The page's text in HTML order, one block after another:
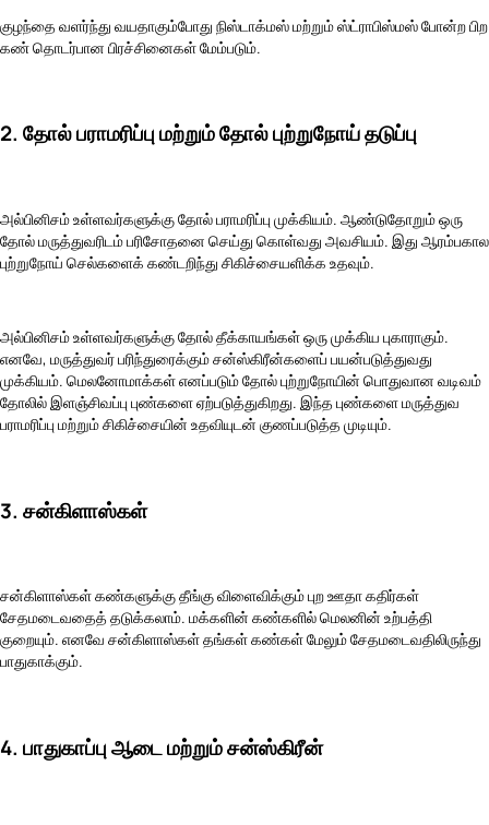
குழந்தை வளர்ந்து வயதாகும்போது நிஸ்டாக்மஸ் மற்றும் ஸ்ட்ராபிஸ்மஸ் போன்ற பிற
கண் தொடர்பான பிரச்சினைகள் மேம்படும்.
2. தோல் பராமரிப்பு மற்றும் தோல் புற்றுநோய் தடுப்பு
அல்பினிசம் உள்ளவர்களுக்கு தோல் பராமரிப்பு முக்கியம். ஆண்டுதோறும் ஒரு
தோல் மருத்துவரிடம் பரிசோதனை செய்து கொள்வது அவசியம். இது ஆரம்பகால
புற்றுநோய் செல்களைக் கண்டறிந்து சிகிச்சையளிக்க உதவும்.
அல்பினிசம் உள்ளவர்களுக்கு தோல் தீக்காயங்கள் ஒரு முக்கிய புகாராகும்.
எனவே, மருத்துவர் பரிந்துரைக்கும் சன்ஸ்கிரீன்களைப் பயன்படுத்துவது
முக்கியம். மெலனோமாக்கள் எனப்படும் தோல் புற்றுநோயின் பொதுவான வடிவம்
தோலில் இளஞ்சிவப்பு புண்களை ஏற்படுத்துகிறது. இந்த புண்களை மருத்துவ
பராமரிப்பு மற்றும் சிகிச்சையின் உதவியுடன் குணப்படுத்த முடியும்.
3. சன்கிளாஸ்கள்
சன்கிளாஸ்கள் கண்களுக்கு தீங்கு விளைவிக்கும் புற ஊதா கதிர்கள்
சேதமடைவதைத் தடுக்கலாம். மக்களின் கண்களில் மெலனின் உற்பத்தி
குறையும். எனவே சன்கிளாஸ்கள் தங்கள் கண்கள் மேலும் சேதமடைவதிலிருந்து
பாதுகாக்கும்.
4. பாதுகாப்பு ஆடை மற்றும் சன்ஸ்கிரீன்